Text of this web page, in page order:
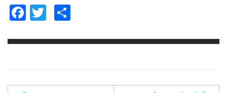
Facebook
Twitter